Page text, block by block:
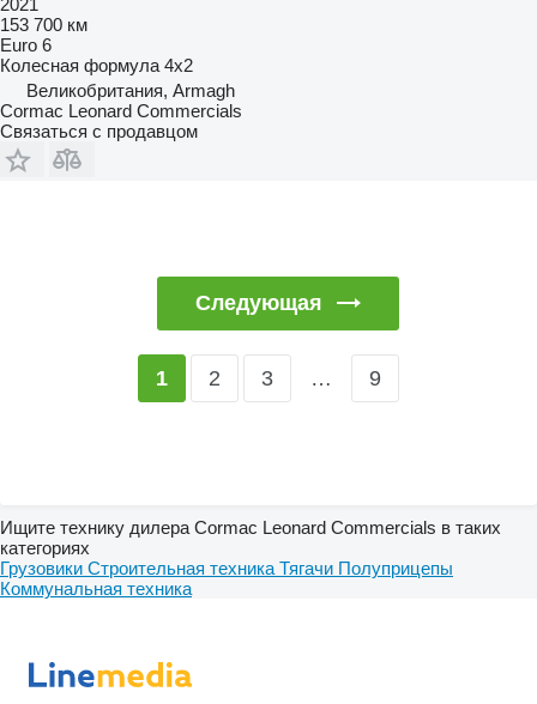
2021
153 700 км
Euro 6
Колесная формула 4x2
Великобритания, Armagh
Cormac Leonard Commercials
Связаться с продавцом
Следующая
1 2 3 … 9
Ищите технику дилера Cormac Leonard Commercials в таких
категориях
Грузовики Строительная техника Тягачи Полуприцепы
Коммунальная техника